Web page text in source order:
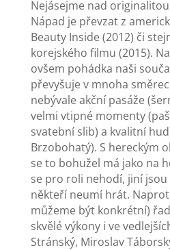
Nejásejme nad
Nápad je převzat z
Beauty Inside (2012) či
korejského filmu (2015).
ovšem pohádka naši
převyšuje v mnoha
nebývale akční pasáže
velmi vtipné momenty
svatební slib) a kvalitní
Brzobohatý). S hereckým
se to bohužel má jako na
se pro roli nehodí, jiní
někteří neumí hrát.
můžeme být konkrétní)
skvělé výkony i ve
Stránský, Miroslav